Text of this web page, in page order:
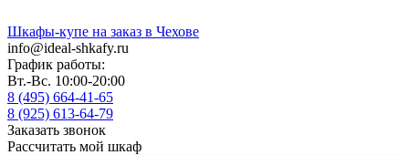
Шкафы-купе на заказ в Чехове
info@ideal-shkafy.ru
График работы:
Вт.-Вс. 10:00-20:00
8 (495) 664-41-65
8 (925) 613-64-79
Заказать звонок
Рассчитать мой шкаф